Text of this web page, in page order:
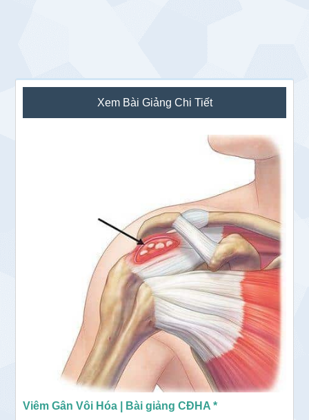
Sidebar
chính
Xem Bài Giảng Chi Tiết
Viêm Gân Vôi Hóa | Bài giảng CĐHA *